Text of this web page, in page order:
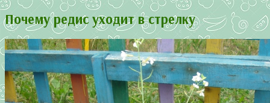
Почему редис уходит в стрелку